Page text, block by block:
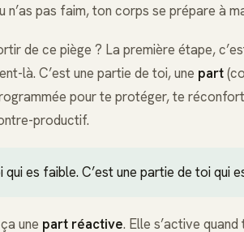
n’as pas faim, ton corps se prépare à
de ce piège ? La première étape,
là. C’est une partie de toi, une part
pour te protéger, te
productif.
qui es faible. C’est une partie de toi qui
une part réactive. Elle s’active